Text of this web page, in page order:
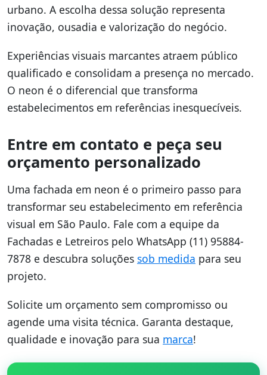
urbano. A escolha dessa solução representa
inovação, ousadia e valorização do negócio.
Experiências visuais marcantes atraem público
qualificado e consolidam a presença no mercado.
O neon é o diferencial que transforma
estabelecimentos em referências inesquecíveis.
Entre em contato e peça seu
orçamento personalizado
Uma fachada em neon é o primeiro passo para
transformar seu estabelecimento em referência
visual em São Paulo. Fale com a equipe da
Fachadas e Letreiros pelo WhatsApp (11) 95884-
7878 e descubra soluções sob medida para seu
projeto.
Solicite um orçamento sem compromisso ou
agende uma visita técnica. Garanta destaque,
qualidade e inovação para sua marca!